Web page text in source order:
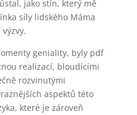
jako stín, který mě
síly lidského Máma
geniality, byly pdf
realizací, bloudícími
rozvinutými
aspektů této
které je zároveň